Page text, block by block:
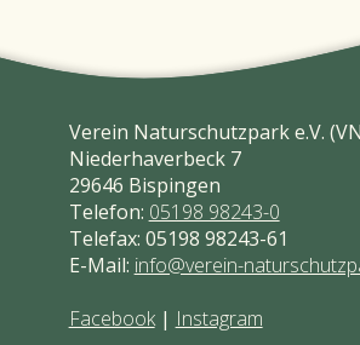
Verein Naturschutzpark e.V.
Niederhaverbeck 7
29646 Bispingen
Telefon: 05198 98243-0
Telefax: 05198 98243-61
E-Mail: info@verein-
Facebook| Instagram